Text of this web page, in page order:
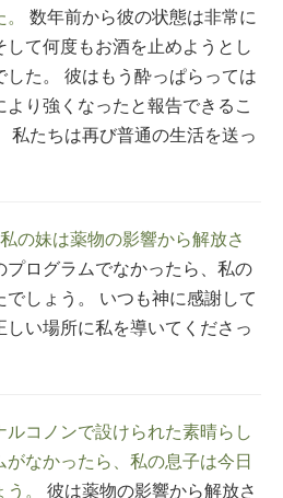
数年前から彼の状態は非常に
て何度もお酒を止めようとし
した。 彼はもう酔っぱらっては
り強くなったと報告できるこ
私たちは再び普通の生活を送っ
の妹は薬物の影響から解放さ
プログラムでなかったら、私の
しょう。 いつも神に感謝して
い場所に私を導いてくださっ
ルコノンで設けられた素晴らし
なかったら、私の息子は今日
。
彼は薬物の影響から解放さ